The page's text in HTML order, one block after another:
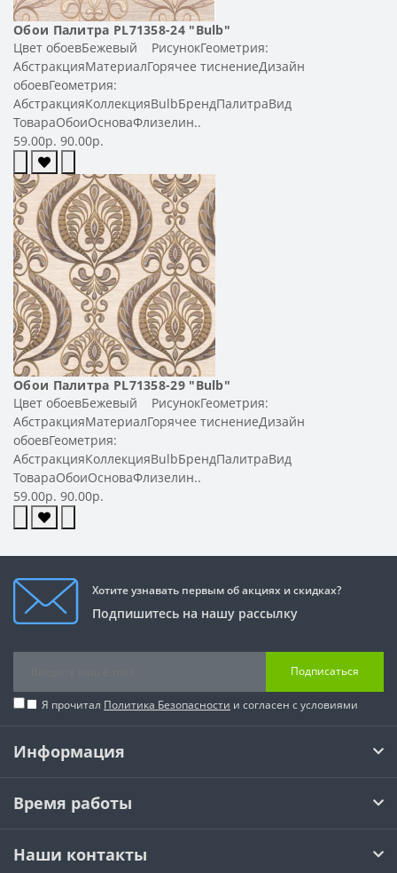
Обои Палитра PL71358-24 "Bulb"
Цвет обоевБежевый РисунокГеометрия:
АбстракцияМатериалГорячее тиснениеДизайн
обоевГеометрия:
АбстракцияКоллекцияBulbБрендПалитраВид
ТовараОбоиОсноваФлизелин..
59.00р. 90.00р.
Обои Палитра PL71358-29 "Bulb"
Цвет обоевБежевый РисунокГеометрия:
АбстракцияМатериалГорячее тиснениеДизайн
обоевГеометрия:
АбстракцияКоллекцияBulbБрендПалитраВид
ТовараОбоиОсноваФлизелин..
59.00р. 90.00р.
Хотите узнавать первым об акциях и скидках?
Подпишитесь на нашу рассылку
Подписаться
Я прочитал Политика Безопасности и согласен с условиями
Информация
Время работы
Наши контакты